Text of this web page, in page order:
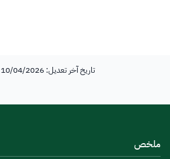
تاريخ آخر تعديل: 10/04/2026 - 2:00 م بتوقيت السعودية
ملخص